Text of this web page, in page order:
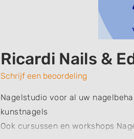
Ricardi Nails &
Schrijf een beoordeling
Nagelstudio voor al uw
kunstnagels
Ook cursussen en workshops